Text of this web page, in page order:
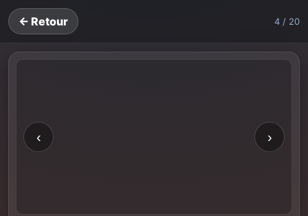
← Retour 4 / 20
‹ ›